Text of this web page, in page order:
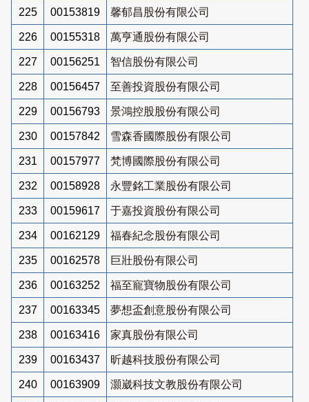
225 00153819 馨郁昌股份有限公司
226 00155318 萬亨通股份有限公司
227 00156251 智信股份有限公司
228 00156457 至善投資股份有限公司
229 00156793 景鴻控股股份有限公司
230 00157842 雪森香國際股份有限公司
231 00157977 梵博國際股份有限公司
232 00158928 永豐銘工業股份有限公司
233 00159617 于嘉投資股份有限公司
234 00162129 福春紀念股份有限公司
235 00162578 巨壯股份有限公司
236 00163252 福至寵寶物股份有限公司
237 00163345 夢想盃創意股份有限公司
238 00163416 家真股份有限公司
239 00163437 昕越科技股份有限公司
240 00163909 灝崴科技文教股份有限公司